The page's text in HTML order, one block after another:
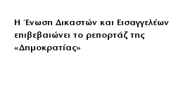
Η Ένωση Δικαστών και Εισαγγελέων
επιβεβαιώνει το ρεπορτάζ της
«Δημοκρατίας»